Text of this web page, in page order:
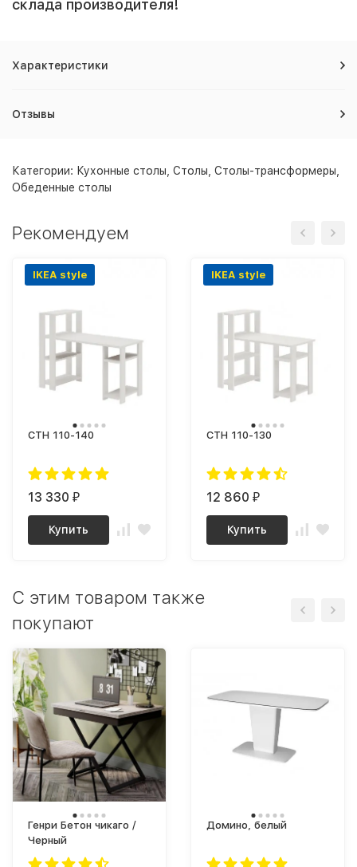
склада производителя!
Характеристики
Отзывы
Категории: Кухонные столы Столы Столы-трансформеры
Обеденные столы
Рекомендуем
IKEA style
СТН 110-140
13 330 ₽
Купить
IKEA style
СТН 110-130
12 860 ₽
Купить
C этим товаром также
покупают
Генри Бетон чикаго /
Черный
Домино, белый